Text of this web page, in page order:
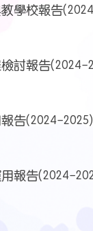
學校報告
討報告(2024-
報告(2024-2025)
用報告(2024-